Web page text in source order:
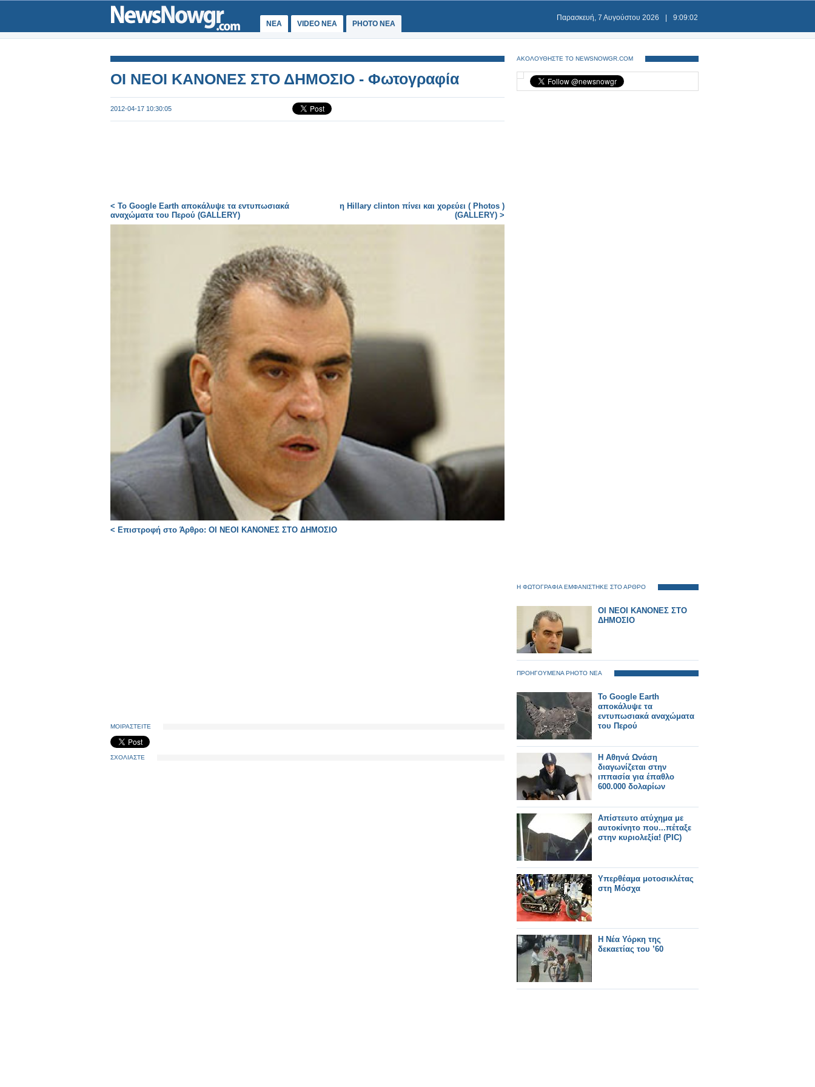
ΝΕΑ VIDEO NEA PHOTO NEA
Παρασκευή, 7 Αυγούστου 2026 9:09:02
ΟΙ ΝΕΟΙ ΚΑΝΟΝΕΣ ΣΤΟ ΔΗΜΟΣΙΟ - Φωτογραφία
2012-04-17 10:30:05
< Το Google Earth αποκάλυψε τα εντυπωσιακά
αναχώματα του Περού (GALLERY)
η Hillary clinton πίνει και χορεύει ( Photos )
(GALLERY) >
< Επιστροφή στο Άρθρο: ΟΙ ΝΕΟΙ ΚΑΝΟΝΕΣ ΣΤΟ ΔΗΜΟΣΙΟ
ΜΟΙΡΑΣΤΕΙΤΕ
ΣΧΟΛΙΑΣΤΕ
ΑΚΟΛΟΥΘΗΣΤΕ ΤΟ NEWSNOWGR.COM
Η ΦΩΤΟΓΡΑΦΙΑ ΕΜΦΑΝΙΣΤΗΚΕ ΣΤΟ ΑΡΘΡΟ
ΟΙ ΝΕΟΙ ΚΑΝΟΝΕΣ ΣΤΟ
ΔΗΜΟΣΙΟ
ΠΡΟΗΓΟΥΜΕΝΑ PHOTO ΝΕΑ
Το Google Earth
αποκάλυψε τα
εντυπωσιακά αναχώματα
του Περού
Η Αθηνά Ωνάση
διαγωνίζεται στην
ιππασία για έπαθλο
600.000 δολαρίων
Απίστευτο ατύχημα με
αυτοκίνητο που...πέταξε
στην κυριολεξία! (PIC)
Υπερθέαμα μοτοσικλέτας
στη Μόσχα
Η Νέα Υόρκη της
δεκαετίας του ’60